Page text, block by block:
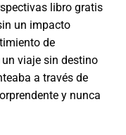
libro gratis
un impacto
de
viaje sin destino
a través de
y nunca